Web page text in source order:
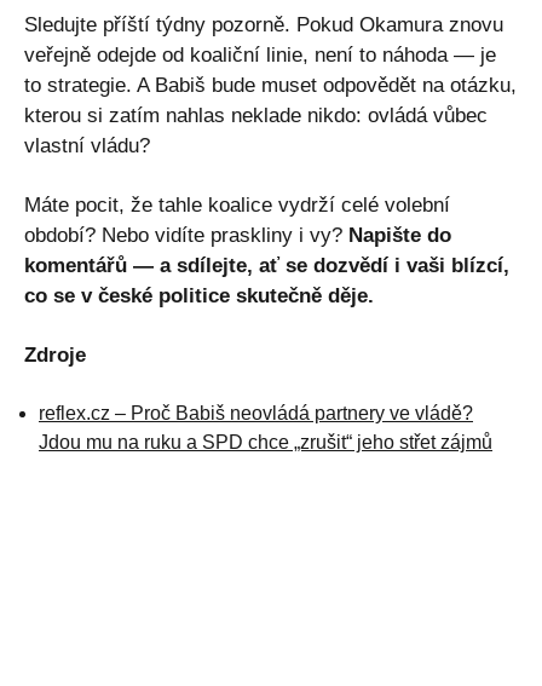
Sledujte příští týdny pozorně. Pokud Okamura znovu
veřejně odejde od koaliční linie, není to náhoda — je
to strategie. A Babiš bude muset odpovědět na otázku,
kterou si zatím nahlas neklade nikdo: ovládá vůbec
vlastní vládu?
Máte pocit, že tahle koalice vydrží celé volební
období? Nebo vidíte praskliny i vy? Napište do
komentářů — a sdílejte, ať se dozvědí i vaši blízcí,
co se v české politice skutečně děje.
Zdroje
reflex.cz – Proč Babiš neovládá partnery ve vládě?
Jdou mu na ruku a SPD chce „zrušit“ jeho střet zájmů